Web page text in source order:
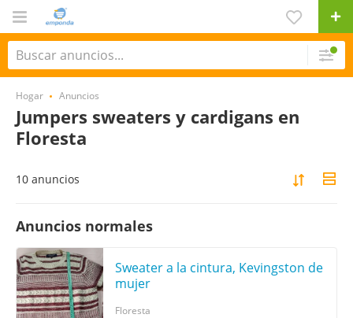
Hogar Anuncios
Jumpers sweaters y cardigans en
Floresta
10 anuncios
Anuncios normales
Sweater a la cintura, Kevingston de
mujer
Floresta